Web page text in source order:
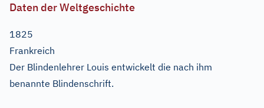
Daten der Weltgeschichte
1825
Frankreich
Der Blindenlehrer Louis entwickelt die nach ihm
benannte Blindenschrift.